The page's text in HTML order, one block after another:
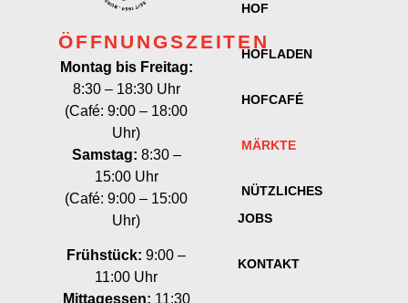
ÖFFNUNGSZEITEN
Montag bis Freitag:
8:30 – 18:30 Uhr
(Café: 9:00 – 18:00
Uhr)
Samstag: 8:30 –
15:00 Uhr
(Café: 9:00 – 15:00
Uhr)
Frühstück: 9:00 –
11:00 Uhr
Mittagessen: 11:30
HOF
HOFLADEN
HOFCAFÉ
MÄRKTE
NÜTZLICHES
JOBS
KONTAKT